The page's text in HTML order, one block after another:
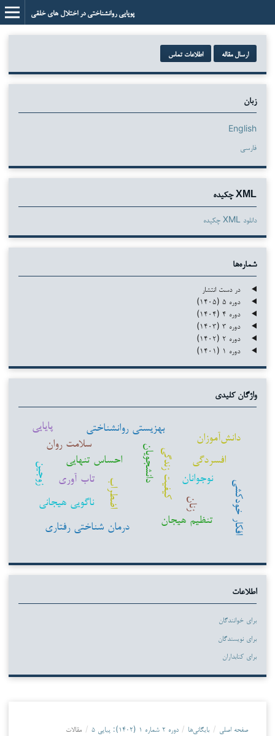
پویایی روانشناختی در اختلال های خلقی
ارسال مقاله اطلاعات تماس
زبان
English
فارسی
XML چکیده
دانلود XML چکیده
شماره‌ها
در دست انتشار
دوره ۵ (۱۴۰۵)
دوره ۴ (۱۴۰۴)
دوره ۳ (۱۴۰۳)
دوره ۲ (۱۴۰۲)
دوره ۱ (۱۴۰۱)
واژگان کلیدی
اضطراب
دانشجویانکیفیت زندگی نوجوانان
افسردگی
بهزیستی روانشناختی
دانش‌آموزان
زنان
تنظیم هیجان
درمان شناختی رفتاری
ناگویی هیجانی
احساس تنهایی
زوجین
افکار خودکشی
تاب آوری
سلامت روان
پایایی
اطلاعات
برای خوانندگان
برای نویسندگان
برای کتابداران
صفحه اصلی / بایگانی‌ها / دوره ۲ شماره ۱ (۱۴۰۲): پیاپی ۵ / مقالات